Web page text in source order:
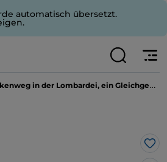
automatisch übersetzt.
der Lombardei, ein Gleichgewicht zwischen Geschichte und Landschaft